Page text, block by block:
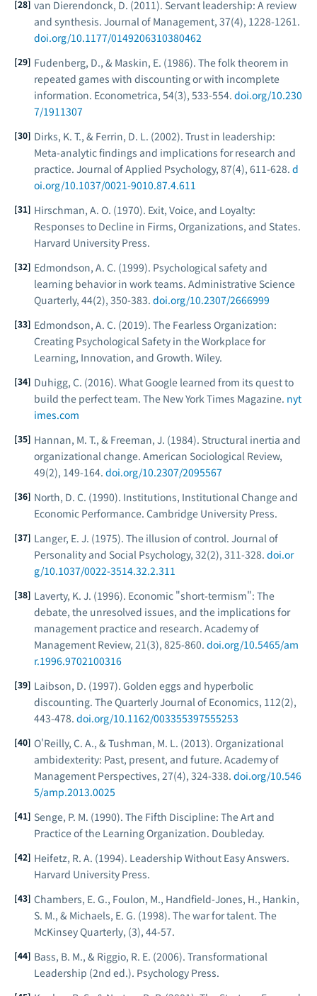
van Dierendonck, D. (2011). Servant leadership: A review
and synthesis. Journal of Management, 37(4), 1228-1261.
doi.org/10.1177/0149206310380462
Fudenberg, D., & Maskin, E. (1986). The folk theorem in
repeated games with discounting or with incomplete
information. Econometrica, 54(3), 533-554. doi.org/10.230
7/1911307
Dirks, K. T., & Ferrin, D. L. (2002). Trust in leadership:
Meta-analytic findings and implications for research and
practice. Journal of Applied Psychology, 87(4), 611-628. d
oi.org/10.1037/0021-9010.87.4.611
Hirschman, A. O. (1970). Exit, Voice, and Loyalty:
Responses to Decline in Firms, Organizations, and States.
Harvard University Press.
Edmondson, A. C. (1999). Psychological safety and
learning behavior in work teams. Administrative Science
Quarterly, 44(2), 350-383. doi.org/10.2307/2666999
Edmondson, A. C. (2019). The Fearless Organization:
Creating Psychological Safety in the Workplace for
Learning, Innovation, and Growth. Wiley.
Duhigg, C. (2016). What Google learned from its quest to
build the perfect team. The New York Times Magazine. nyt
imes.com
Hannan, M. T., & Freeman, J. (1984). Structural inertia and
organizational change. American Sociological Review,
49(2), 149-164. doi.org/10.2307/2095567
North, D. C. (1990). Institutions, Institutional Change and
Economic Performance. Cambridge University Press.
Langer, E. J. (1975). The illusion of control. Journal of
Personality and Social Psychology, 32(2), 311-328. doi.or
g/10.1037/0022-3514.32.2.311
Laverty, K. J. (1996). Economic "short-termism": The
debate, the unresolved issues, and the implications for
management practice and research. Academy of
Management Review, 21(3), 825-860. doi.org/10.5465/am
r.1996.9702100316
Laibson, D. (1997). Golden eggs and hyperbolic
discounting. The Quarterly Journal of Economics, 112(2),
443-478. doi.org/10.1162/003355397555253
O'Reilly, C. A., & Tushman, M. L. (2013). Organizational
ambidexterity: Past, present, and future. Academy of
Management Perspectives, 27(4), 324-338. doi.org/10.546
5/amp.2013.0025
Senge, P. M. (1990). The Fifth Discipline: The Art and
Practice of the Learning Organization. Doubleday.
Heifetz, R. A. (1994). Leadership Without Easy Answers.
Harvard University Press.
Chambers, E. G., Foulon, M., Handfield-Jones, H., Hankin,
S. M., & Michaels, E. G. (1998). The war for talent. The
McKinsey Quarterly, (3), 44-57.
Bass, B. M., & Riggio, R. E. (2006). Transformational
Leadership (2nd ed.). Psychology Press.